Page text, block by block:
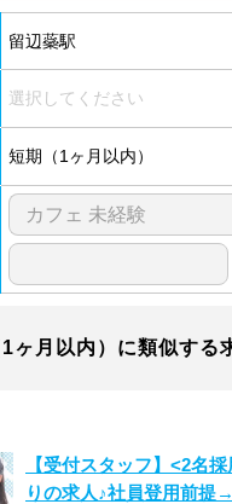
留辺蘂駅
選択してください
短期（1ヶ月以内）
ヶ月以内）に類似する
【受付スタッフ】<2名
りの求人♪社員登用前提